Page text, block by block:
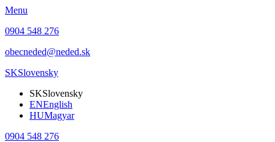
Menu
0904 548 276
obecneded@neded.sk
SKSlovensky
SKSlovensky
ENEnglish
HUMagyar
0904 548 276